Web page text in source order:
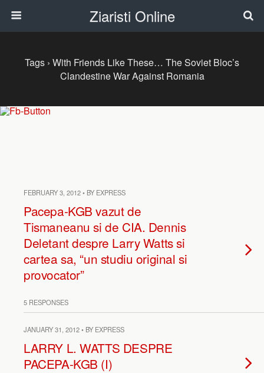
Ziaristi Online
Tags › With Friends Like These… The Soviet Bloc’s
Clandestine War Against Romania
FEBRUARY 3, 2012 • BY EXPRESS
Pacepa-KGB vazut de
Tismaneanu si de CIA. Dennis
Deletant despre Larry Watts si
cartea sa, “un studiu original si
provocator”
5 RESPONSES
JANUARY 31, 2012 • BY EXPRESS
LARRY L. WATTS DESPRE
PACEPA-KGB (I)